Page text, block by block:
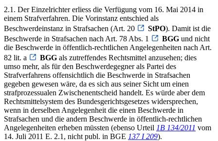
2.1. Der Einzelrichter erliess die Verfügung vom 16. Mai 2014 in
einem Strafverfahren. Die Vorinstanz entschied als
Beschwerdeinstanz in Strafsachen (Art. 20
StPO). Damit ist die
Beschwerde in Strafsachen nach Art. 78 Abs. 1
BGG und nicht
die Beschwerde in öffentlich-rechtlichen Angelegenheiten nach Art.
82 lit. a
BGG als zutreffendes Rechtsmittel anzusehen; dies
umso mehr, als für den Beschwerdegegner als Partei des
Strafverfahrens offensichtlich die Beschwerde in Strafsachen
gegeben gewesen wäre, da es sich aus seiner Sicht um einen
strafprozessualen Zwischenentscheid handelt. Es würde aber dem
Rechtsmittelsystem des Bundesgerichtsgesetzes widersprechen,
wenn in derselben Angelegenheit die einen Beschwerde in
Strafsachen und die andern Beschwerde in öffentlich-rechtlichen
Angelegenheiten erheben müssten (ebenso Urteil 1B 134/2011 vom
14. Juli 2011 E. 2.1, nicht publ. in BGE 137 I 209).